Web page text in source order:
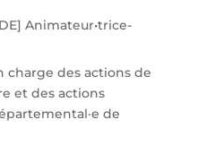
Animateur•trice-
charge des actions de
et des actions
de